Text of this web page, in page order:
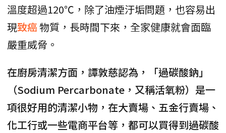
溫度超過120℃，除了油煙汙垢問題，也容易出
現致癌 物質，長時間下來，全家健康就會面臨
嚴重威脅。
在廚房清潔方面，譚敦慈認為，「過碳酸鈉」
（Sodium Percarbonate，又稱活氧粉）是一
項很好用的清潔小物，在大賣場、五金行賣場、
化工行或一些電商平台等，都可以買得到過碳酸